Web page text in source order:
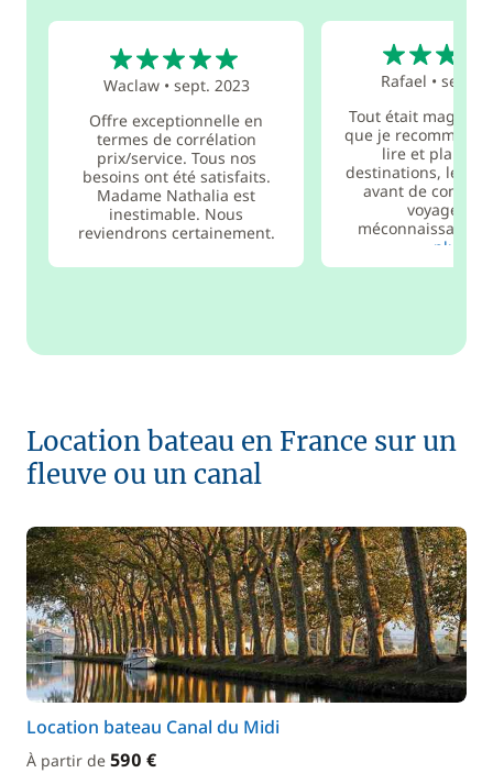
Waclaw• sept. 2023
Offre exceptionnelle en
termes de corrélation
prix/service. Tous nos
besoins ont été satisfaits.
Madame Nathalia est
inestimable. Nous
reviendrons certainement.
Rafael •sept.
Tout était
que je
lire et
destinations, les
avant de
voyage. Par
méconnaissance,
plus
Location bateau en France sur un
fleuve ou un canal
Location bateau Canal du Midi
À partir de 590 €